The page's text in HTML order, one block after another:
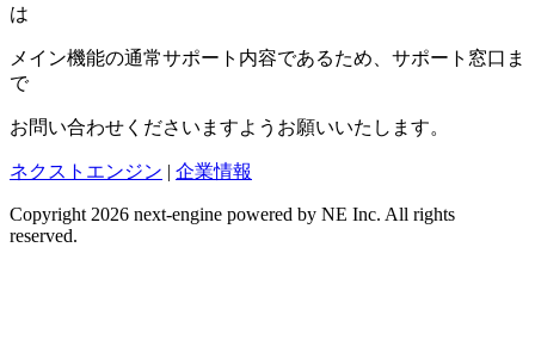
は
メイン機能の通常サポート内容であるため、サポート窓口ま
で
お問い合わせくださいますようお願いいたします。
ネクストエンジン | 企業情報
Copyright 2026 next-engine powered by NE Inc. All rights
reserved.